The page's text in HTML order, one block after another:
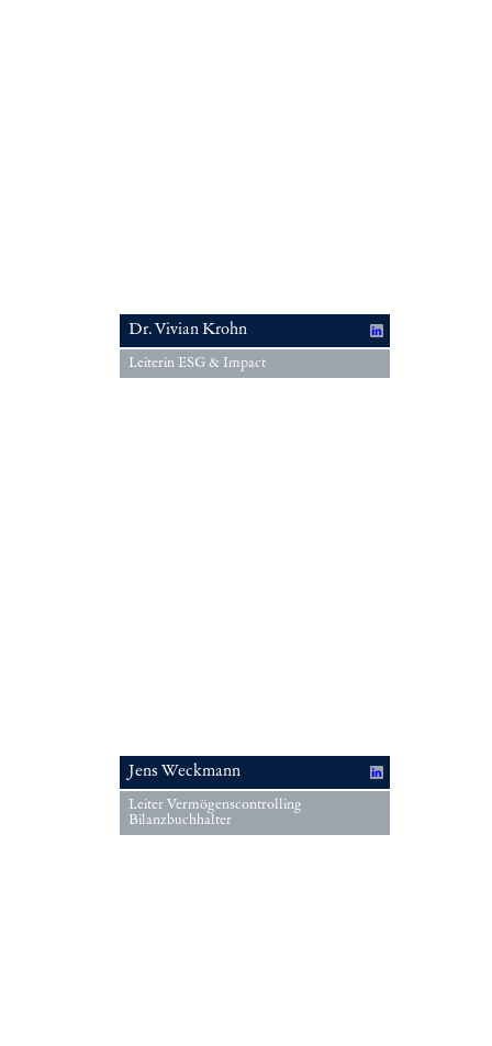
Dr. Vivian Krohn
Leiterin ESG & Impact
Jens Weckmann
Leiter Vermögenscontrolling
Bilanzbuchhalter